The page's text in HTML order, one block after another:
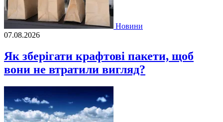
Новини
07.08.2026
Як зберігати крафтові пакети, щоб
вони не втратили вигляд?